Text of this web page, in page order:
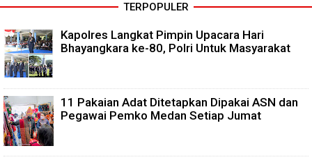
TERPOPULER
Kapolres Langkat Pimpin Upacara Hari
Bhayangkara ke-80, Polri Untuk Masyarakat
11 Pakaian Adat Ditetapkan Dipakai ASN dan
Pegawai Pemko Medan Setiap Jumat